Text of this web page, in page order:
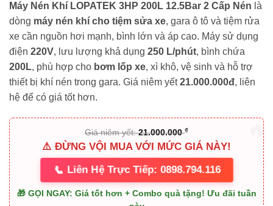
Máy Nén Khí LOPATEK 3HP 200L 12.5Bar 2 Cấp Nén là
dòng máy nén khí cho tiệm sửa xe, gara ô tô và tiệm rửa
xe cần nguồn hơi mạnh, bình lớn và áp cao. Máy sử dụng
điện 220V, lưu lượng khả dụng 250 L/phút, bình chứa
200L, phù hợp cho bơm lốp xe, xì khô, vệ sinh và hỗ trợ
thiết bị khí nén trong gara. Giá niêm yết21.000.000đ, liên
hệ để có giá tốt hơn.
Giá niêm yết:21.000.000₫
⚠️ ĐỪNG VỘI MUA VỚI MỨC GIÁ NÀY!
📞 Liên Hệ Trực Tiếp: 0898.794.116
🎁 GỌI NGAY: Giá tốt hơn + Combo quà tặng! Ưu đãi tuần